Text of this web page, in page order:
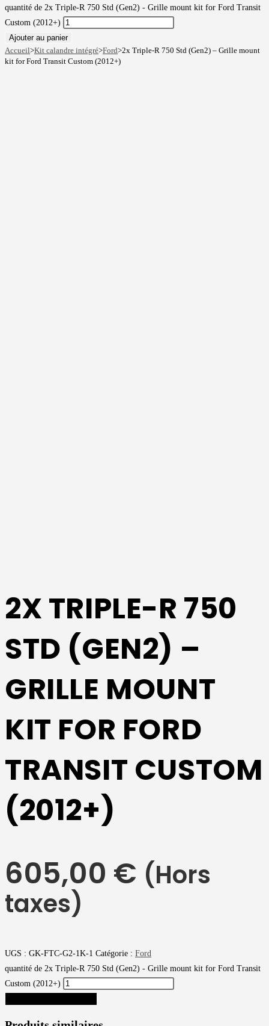
quantité de 2x Triple-R 750 Std (Gen2) - Grille mount kit for Ford Transit
Custom (2012+)
Ajouter au panier
Accueil>Kit calandre intégré>Ford>2x Triple-R 750 Std (Gen2) – Grille mount
kit for Ford Transit Custom (2012+)
2X TRIPLE-R 750
STD (GEN2) –
GRILLE MOUNT
KIT FOR FORD
TRANSIT CUSTOM
(2012+)
605,00 € (Hors
taxes)
UGS : GK-FTC-G2-1K-1 Catégorie : Ford
quantité de 2x Triple-R 750 Std (Gen2) - Grille mount kit for Ford Transit
Custom (2012+)